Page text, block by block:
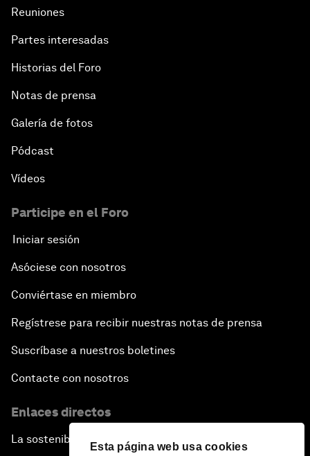
Esta página web usa cookies
Reuniones
Partes interesadas
Historias del Foro
Notas de prensa
Galería de fotos
Pódcast
Vídeos
Participe en el Foro
Iniciar sesión
Asóciese con nosotros
Conviértase en miembro
Regístrese para recibir nuestras notas de prensa
Suscríbase a nuestros boletines
Contacte con nosotros
Enlaces directos
La sostenibilidad en el Foro